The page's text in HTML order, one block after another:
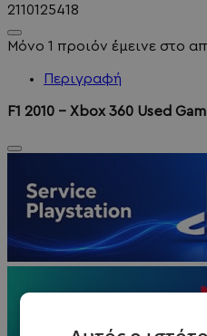
2110125418
Μόνο 1 προιόν έμεινε στο
Περιγραφή
F1 2010 - Xbox 360 Used